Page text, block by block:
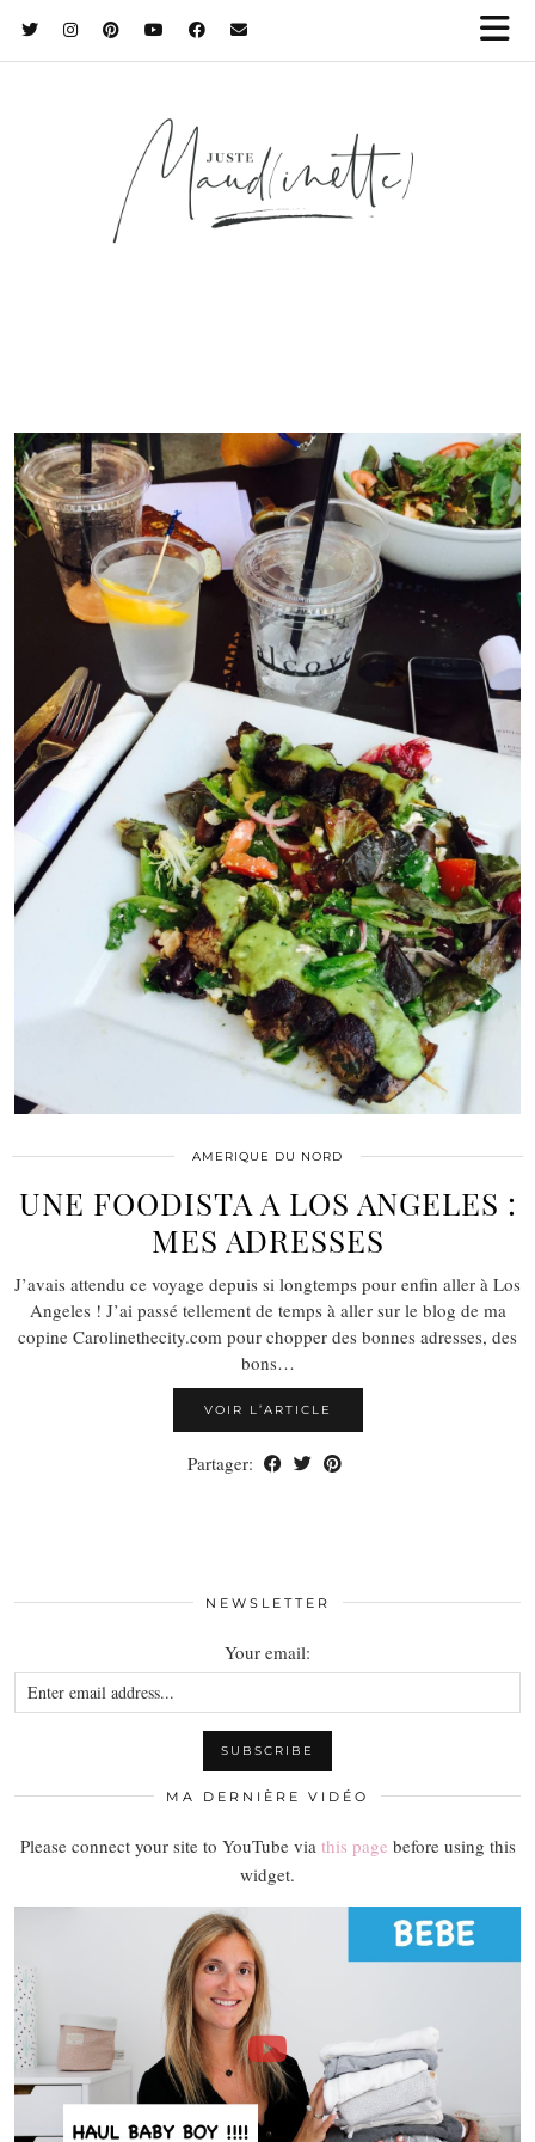
AMERIQUE DU NORD
UNE FOODISTA A LOS ANGELES :
MES ADRESSES
J’avais attendu ce voyage depuis si longtemps pour enfin aller à Los
Angeles ! J’ai passé tellement de temps à aller sur le blog de ma
copine Carolinethecity.com pour chopper des bonnes adresses, des
bons…
VOIR L’ARTICLE
Partager:
NEWSLETTER
Your email:
MA DERNIÈRE VIDÉO
Please connect your site to YouTube via this page before using this
widget.